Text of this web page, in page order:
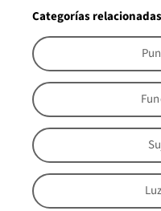
Categorías